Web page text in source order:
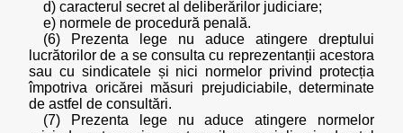
d) caracterul secret al deliberărilor judiciare;
e) normele de procedură penală.
(6) Prezenta lege nu aduce atingere dreptului
lucrătorilor de a se consulta cu reprezentanții acestora
sau cu sindicatele și nici normelor privind protecția
împotriva oricărei măsuri prejudiciabile, determinate
de astfel de consultări.
(7) Prezenta lege nu aduce atingere normelor